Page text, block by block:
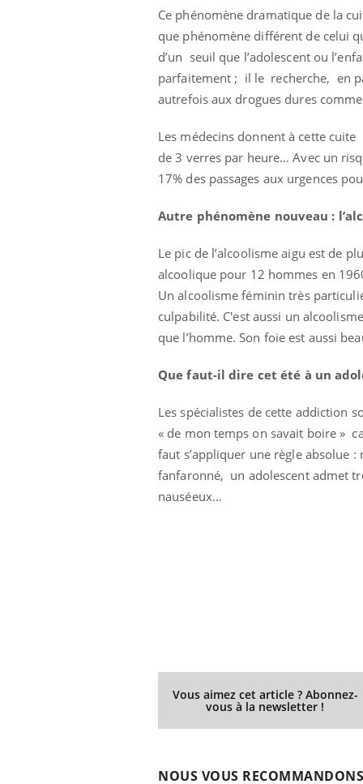
Ce phénomène dramatique de la
que phénomène différent de celui
d’un seuil que l’adolescent ou
parfaitement ; il le recherche, en
autrefois aux drogues dures comme
Les médecins donnent à cette
de 3 verres par heure… Avec un
17% des passages aux urgences
Autre phénomène nouveau :
Le pic de l’alcoolisme aigu est de
alcoolique pour 12 hommes en
Un alcoolisme féminin très
culpabilité. C'est aussi un
que l’homme. Son foie est aussi
Que faut-il dire cet été à un
Les spécialistes de cette addiction
« de mon temps on savait boire »
faut s’appliquer une règle absolue
fanfaronné, un adolescent admet
nauséeux…
Vous aimez cet article ? Abonnez-
vous à la newsletter !
NOUS VOUS RECOMMANDONS
tous les jours se profile-t-
elle enfin ?
Pourquoi votre ventre
gâche-t-il les premiers
jours de vos vacances ?